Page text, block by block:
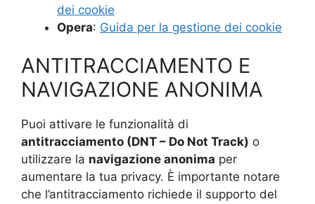
dei cookie
Opera: Guida per la gestione dei cookie
ANTITRACCIAMENTO E
NAVIGAZIONE ANONIMA
Puoi attivare le funzionalità di
antitracciamento (DNT – Do Not Track) o
utilizzare la navigazione anonima per
aumentare la tua privacy. È importante notare
che l’antitracciamento richiede il supporto del